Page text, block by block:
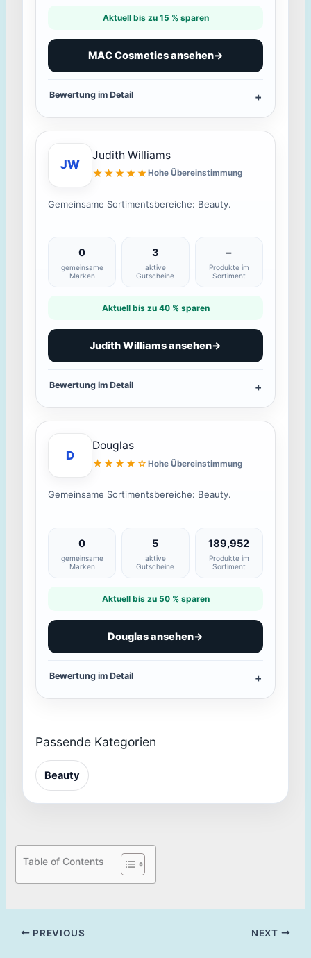
Aktuell bis zu 15 % sparen
MAC Cosmetics ansehen→
Bewertung im Detail
JW
Judith Williams
★★★★★Hohe Übereinstimmung
Gemeinsame Sortimentsbereiche: Beauty.
0
gemeinsame
Marken
3
aktive
Gutscheine
–
Produkte im
Sortiment
Aktuell bis zu 40 % sparen
Judith Williams ansehen→
Bewertung im Detail
D
Douglas
★★★★☆Hohe Übereinstimmung
Gemeinsame Sortimentsbereiche: Beauty.
0
gemeinsame
Marken
5
aktive
Gutscheine
189,952
Produkte im
Sortiment
Aktuell bis zu 50 % sparen
Douglas ansehen→
Bewertung im Detail
Passende Kategorien
Beauty
Table of Contents
PREVIOUS NEXT